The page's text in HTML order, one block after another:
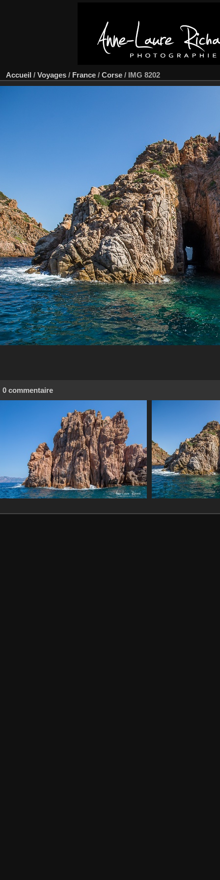
Accueil / Voyages / France / Corse / IMG 8202
0 commentaire